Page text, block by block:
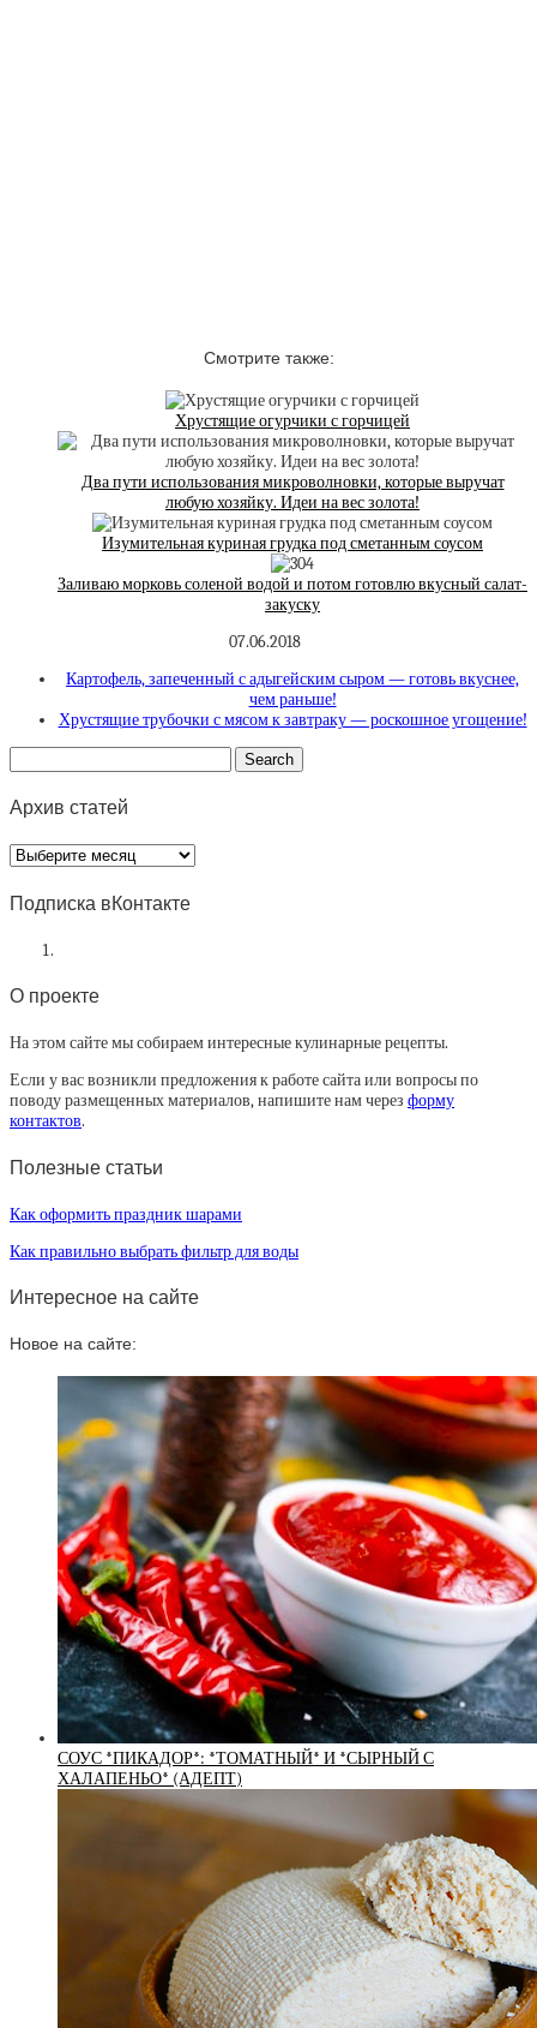
Смотрите также:
Хрустящие огурчики с горчицей
Два пути использования микроволновки, которые выручат
любую хозяйку. Идеи на вес золота!
Изумительная куриная грудка под сметанным соусом
Заливаю морковь соленой водой и потом готовлю вкусный салат-
закуску
07.06.2018
Картофель, запеченный с адыгейским сыром — готовь вкуснее,
чем раньше!
Хрустящие трубочки с мясом к завтраку — роскошное угощение!
Архив статей
Архив
статей
Подписка вКонтакте
О проекте
На этом сайте мы собираем интересные кулинарные рецепты.
Если у вас возникли предложения к работе сайта или вопросы по
поводу размещенных материалов, напишите нам через форму
контактов.
Полезные статьи
Как оформить праздник шарами
Как правильно выбрать фильтр для воды
Интересное на сайте
Новое на сайте:
СОУС *ПИКАДОР*: *ТОМАТНЫЙ* И *СЫРНЫЙ С
ХАЛАПЕНЬО* (АДЕПТ)